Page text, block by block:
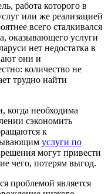
работа которого в
или же реализацией
всего сталкивался
оказывающего услуги
нет недостатка в
они и
количество не
трудно найти
когда необходима
сэкономить
к
услуги по
могут привести
чего, потерям выгод.
проблемой является